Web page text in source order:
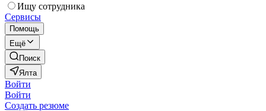
Ищу сотрудника
Сервисы
Помощь
Ещё
Поиск
Ялта
Войти
Войти
Создать резюме